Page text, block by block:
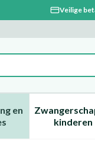
Veilige
verzorging
en
submenu voorkinderen